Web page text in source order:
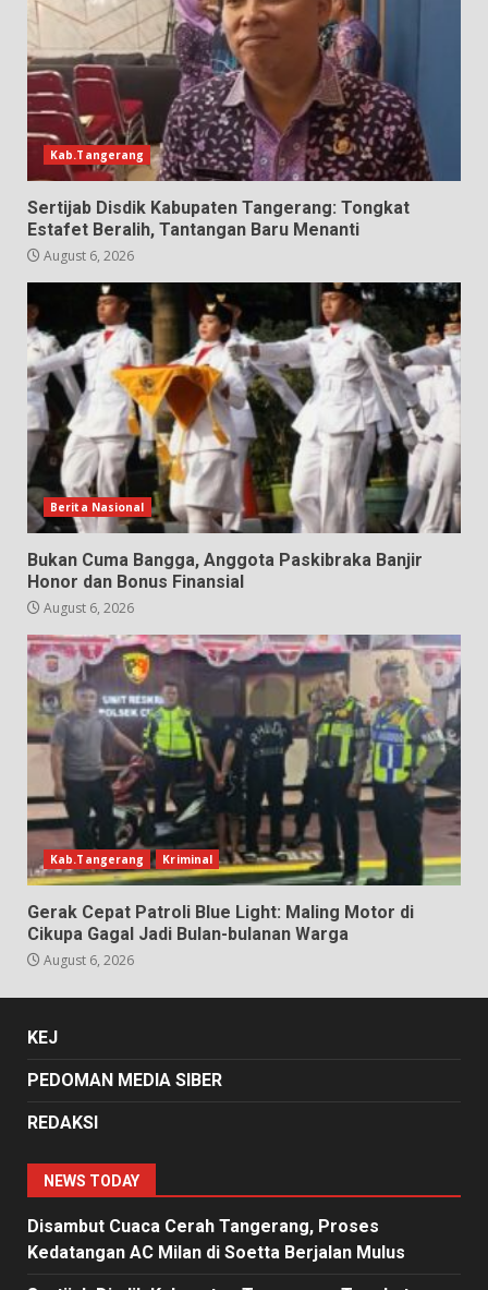
Kab.Tangerang
Sertijab Disdik Kabupaten Tangerang: Tongkat
Estafet Beralih, Tantangan Baru Menanti
August 6, 2026
Berita Nasional
Bukan Cuma Bangga, Anggota Paskibraka Banjir
Honor dan Bonus Finansial
August 6, 2026
Kab.Tangerang Kriminal
Gerak Cepat Patroli Blue Light: Maling Motor di
Cikupa Gagal Jadi Bulan-bulanan Warga
August 6, 2026
KEJ
PEDOMAN MEDIA SIBER
REDAKSI
NEWS TODAY
Disambut Cuaca Cerah Tangerang, Proses
Kedatangan AC Milan di Soetta Berjalan Mulus